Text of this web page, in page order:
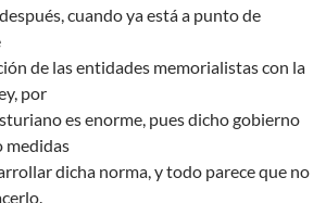
cuando ya está a punto de
de las entidades memorialistas con la
por
es enorme, pues dicho gobierno
medidas
dicha norma, y todo parece que no